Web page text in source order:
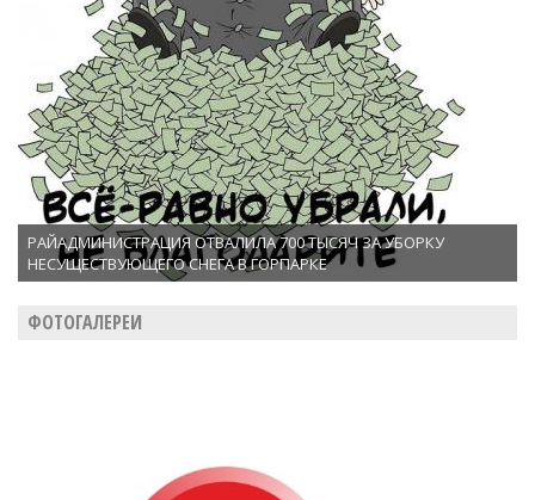
РАЙАДМИНИСТРАЦИЯ ОТВАЛИЛА 700 ТЫСЯЧ ЗА УБОРКУ
НЕСУЩЕСТВУЮЩЕГО СНЕГА В ГОРПАРКЕ
ФОТОГАЛЕРЕИ